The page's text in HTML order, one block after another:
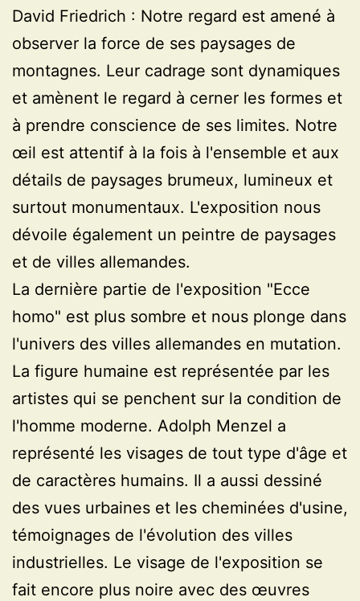
David Friedrich : Notre regard est amené à
observer la force de ses paysages de
montagnes. Leur cadrage sont dynamiques
et amènent le regard à cerner les formes et
à prendre conscience de ses limites. Notre
œil est attentif à la fois à l'ensemble et aux
détails de paysages brumeux, lumineux et
surtout monumentaux. L'exposition nous
dévoile également un peintre de paysages
et de villes allemandes.
La dernière partie de l'exposition "Ecce
homo" est plus sombre et nous plonge dans
l'univers des villes allemandes en mutation.
La figure humaine est représentée par les
artistes qui se penchent sur la condition de
l'homme moderne. Adolph Menzel a
représenté les visages de tout type d'âge et
de caractères humains. Il a aussi dessiné
des vues urbaines et les cheminées d'usine,
témoignages de l'évolution des villes
industrielles. Le visage de l'exposition se
fait encore plus noire avec des œuvres